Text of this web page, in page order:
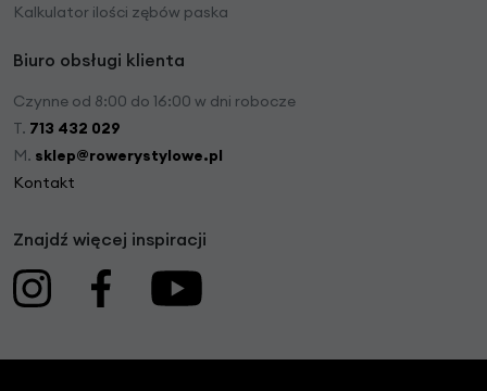
Kalkulator ilości zębów paska
Biuro obsługi klienta
Czynne od 8:00 do 16:00 w dni robocze
T. 713 432 029
M. sklep@rowerystylowe.pl
Kontakt
Znajdź więcej inspiracji